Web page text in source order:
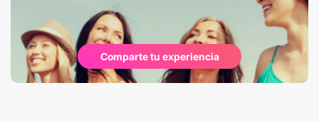
Comparte tu experiencia